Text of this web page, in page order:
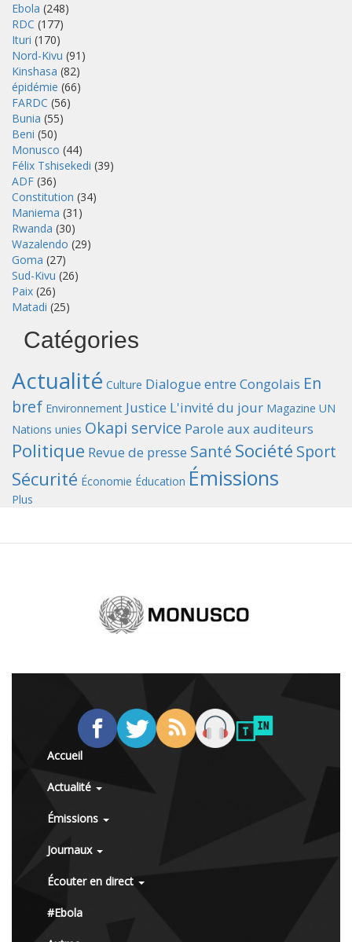
Ebola (248)
RDC (177)
Ituri (170)
Nord-Kivu (91)
Kinshasa (82)
épidémie (66)
FARDC (56)
Bunia (55)
Beni (50)
Monusco (44)
Félix Tshisekedi (39)
ADF (36)
Constitution (34)
Maniema (31)
Rwanda (30)
Wazalendo (29)
Goma (27)
Sud-Kivu (26)
Paix (26)
Matadi (25)
Catégories
Actualité Culture Dialogue entre Congolais En
bref Environnement Justice L'invité du jour Magazine UN
Nations unies Okapi service Parole aux auditeurs
Politique Revue de presse Santé Société Sport
Sécurité Économie Éducation Émissions
Plus
Accueil
Actualité
Émissions
Journaux
Écouter en direct
#Ebola